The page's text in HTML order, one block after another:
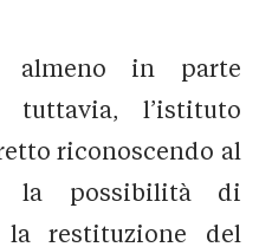
almeno in parte
tuttavia, l’istituto
riconoscendo al
la possibilità di
restituzione del